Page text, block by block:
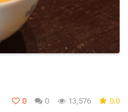
0 0 13,576 0.0